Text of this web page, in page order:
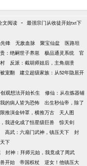
！” 多年之后昆仑圣地扫
自昆仑圣地。 圣地之
吗？我免费打工都行！
悟道茶树的落叶，排狗
以的话，妾身愿意帮叶
回亿万次，却连叶尘一
程度？
文阅读 - 最强宗门从收徒开始txt下
锋 无敌血脉 聚宝仙盆
医路坦
：绝嗣世子养崽 极品通灵系统
官
反派：截胡师姐后，主角崩溃
宠翻
建立超级家族：从52年隐居开
观想法开始长生
修仙：从在炼器铺
的病人皆为恐怖
出生秒仙帝，除了
推演金钟罩，横推万古
天人图
我进化成了恒星级巨兽
惊天剑
高武：六扇门武神，镇压天下
封
下
封神：拜师元始，我竟成了周武
开始 帝国权杖
逆女！他镇压大